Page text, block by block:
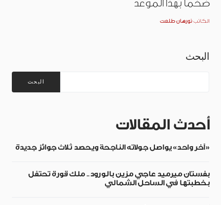
ضخمًا بهذا الموعد
الكاتب نورهان طلعت
البحث
البحث
أحدث المقالات
«آخر واحد» يواصل جولاته الناجحة ويحصد ثلاث جوائز جديدة
بفستان ميرميد عاجي مزين بالورود.. ملك قورة تحتفل
بخطبتها في الساحل الشمالي